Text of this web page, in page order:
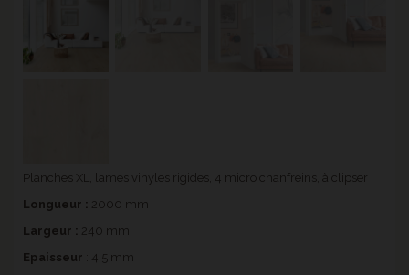
Planches XL, lames vinyles rigides, 4 micro chanfreins, à clipser
Longueur :
2000 mm
Largeur :
240 mm
Epaisseur : 4,5 mm